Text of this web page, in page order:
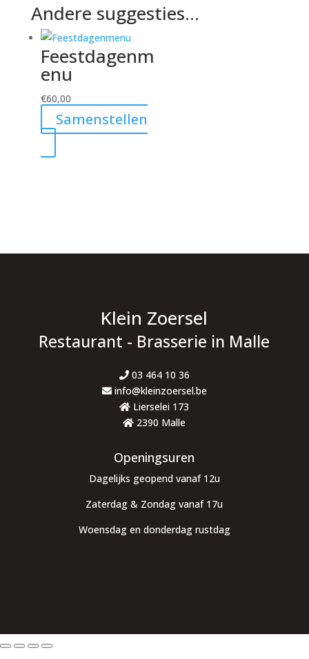
Andere suggesties…
Feestdagenm
enu
€60,00
Samenstellen
Klein Zoersel
Restaurant - Brasserie in Malle
03 464 10 36
info@kleinzoersel.be
Lierselei 173
2390 Malle
Openingsuren
Dagelijks geopend vanaf 12u
Zaterdag & Zondag vanaf 17u
Woensdag en donderdag rustdag